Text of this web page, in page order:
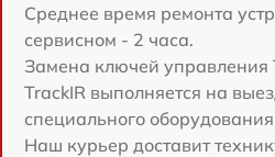
Среднее время ремонта
сервисном - 2 часа.
Замена ключей управления
TrackIR выполняется на
специального
Наш курьер доставит